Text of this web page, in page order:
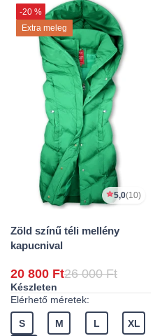
-20 %
Extra meleg
5,0(10)
Zöld színű téli mellény
kapucnival
20 800 Ft26 000 Ft
Készleten
Elérhető méretek:
S M L XL